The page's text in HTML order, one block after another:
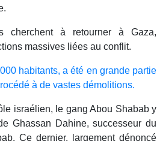
cherchent à retourner à Gaza,
massives liées au conflit.
habitants, a été en grande partie
à de vastes démolitions.
israélien, le gang Abou Shabab y
Ghassan Dahine, successeur du
Ce dernier, largement dénoncé